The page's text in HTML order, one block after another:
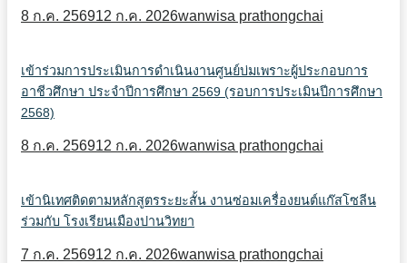
8 ก.ค. 256912 ก.ค. 2026wanwisa prathongchai
เข้าร่วมการประเมินการดำเนินงานศูนย์บ่มเพราะผู้ประกอบการ
อาชีวศึกษา ประจำปีการศึกษา 2569 (รอบการประเมินปีการศึกษา
2568)
8 ก.ค. 256912 ก.ค. 2026wanwisa prathongchai
เข้านิเทศติดตามหลักสูตรระยะสั้น งานซ่อมเครื่องยนต์แก๊สโซลีน
ร่วมกับ โรงเรียนเมืองปานวิทยา
7 ก.ค. 256912 ก.ค. 2026wanwisa prathongchai